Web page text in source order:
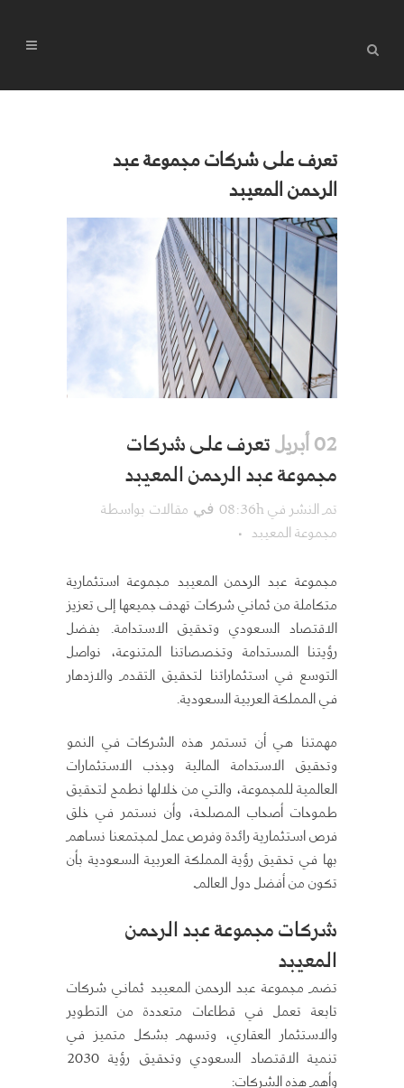
تعرف على شركات مجموعة عبد
الرحمن المعيبد
02 أبريل
تعرف على شركات
مجموعة عبد الرحمن المعيبد
تم النشر في 08:36h في مقالات بواسطة
مجموعة المعيبد
مجموعة عبد الرحمن المعيبد مجموعة استثمارية
متكاملة من ثماني شركات تهدف جميعها إلى تعزيز
الاقتصاد السعودي وتحقيق الاستدامة. بفضل
رؤيتنا المستدامة وتخصصاتنا المتنوعة، نواصل
التوسع في استثماراتنا لتحقيق التقدم والازدهار
في المملكة العربية السعودية.
مهمتنا هي أن تستمر هذه الشركات في النمو
وتحقيق الاستدامة المالية وجذب الاستثمارات
العالمية للمجموعة، والتي من خلالها نطمح لتحقيق
طموحات أصحاب المصلحة، وأن نستمر في خلق
فرص استثمارية رائدة وفرص عمل لمجتمعنا نساهم
بها في تحقيق رؤية المملكة العربية السعودية بأن
تكون من أفضل دول العالم.
شركات مجموعة عبد الرحمن
المعيبد
تضم مجموعة عبد الرحمن المعيبد ثماني شركات
تابعة تعمل في قطاعات متعددة من التطوير
والاستثمار العقاري، وتسهم بشكل متميز في
تنمية الاقتصاد السعودي وتحقيق رؤية 2030
وأهم هذه الشركات: